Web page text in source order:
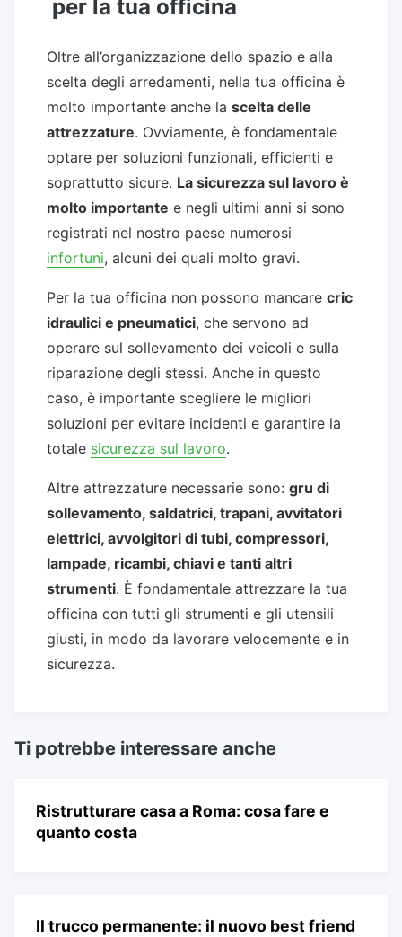
per la tua officina
Oltre all’organizzazione dello spazio e alla
scelta degli arredamenti, nella tua officina è
molto importante anche la scelta delle
attrezzature. Ovviamente, è fondamentale
optare per soluzioni funzionali, efficienti e
soprattutto sicure. La sicurezza sul lavoro è
molto importante e negli ultimi anni si sono
registrati nel nostro paese numerosi
infortuni, alcuni dei quali molto gravi.
Per la tua officina non possono mancare cric
idraulici e pneumatici, che servono ad
operare sul sollevamento dei veicoli e sulla
riparazione degli stessi. Anche in questo
caso, è importante scegliere le migliori
soluzioni per evitare incidenti e garantire la
totale sicurezza sul lavoro.
Altre attrezzature necessarie sono: gru di
sollevamento, saldatrici, trapani, avvitatori
elettrici, avvolgitori di tubi, compressori,
lampade, ricambi, chiavi e tanti altri
strumenti. È fondamentale attrezzare la tua
officina con tutti gli strumenti e gli utensili
giusti, in modo da lavorare velocemente e in
sicurezza.
Ti potrebbe interessare anche
Ristrutturare casa a Roma: cosa fare e
quanto costa
Il trucco permanente: il nuovo best friend